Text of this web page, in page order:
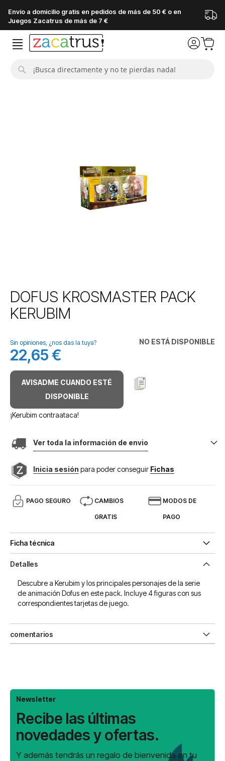
Envío a domicilio gratis en pedidos de más de 50 € o en
Juegos Zacatrus de más de 7 €
Saltar
al
comienzo
galería
de
imágenes
DOFUS KROSMASTER PACK
KERUBIM
NO ESTÁ DISPONIBLE
Sin opiniones, ¿nos das la tuya?
22,65 €
AVISADME CUANDO ESTÉ
DISPONIBLE
¡Kerubim contraataca!
Ver toda la información de envio
Inicia sesión para poder conseguir Fichas
PAGO SEGURO CAMBIOS
GRATIS
MODOS DE
PAGO
Ficha técnica
Detalles
Descubre a Kerubim y los principales personajes de la serie
de animación Dofus en este pack. Incluye 4 figuras con sus
correspondientes tarjetas de juego.
comentarios
Newsletter
Recibe las últimas
novedades y ofertas.
Y además tendrás un regalo de bienvenida en tu